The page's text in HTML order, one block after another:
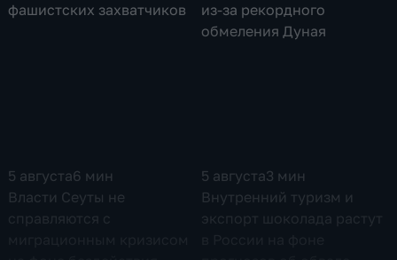
фашистских захватчиков
из-за рекордного
обмеления Дуная
5 августа6 мин
Власти Сеуты не
справляются с
5 августа3 мин
Внутренний туризм и
экспорт шоколада растут